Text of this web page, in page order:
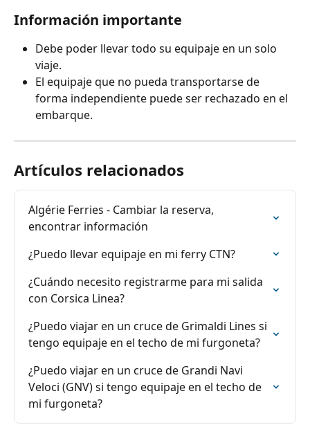
Información importante
Debe poder llevar todo su equipaje en un solo
viaje.
El equipaje que no pueda transportarse de
forma independiente puede ser rechazado en el
embarque.
Artículos relacionados
Algérie Ferries - Cambiar la reserva,
encontrar información
¿Puedo llevar equipaje en mi ferry CTN?
¿Cuándo necesito registrarme para mi salida
con Corsica Linea?
¿Puedo viajar en un cruce de Grimaldi Lines si
tengo equipaje en el techo de mi furgoneta?
¿Puedo viajar en un cruce de Grandi Navi
Veloci (GNV) si tengo equipaje en el techo de
mi furgoneta?